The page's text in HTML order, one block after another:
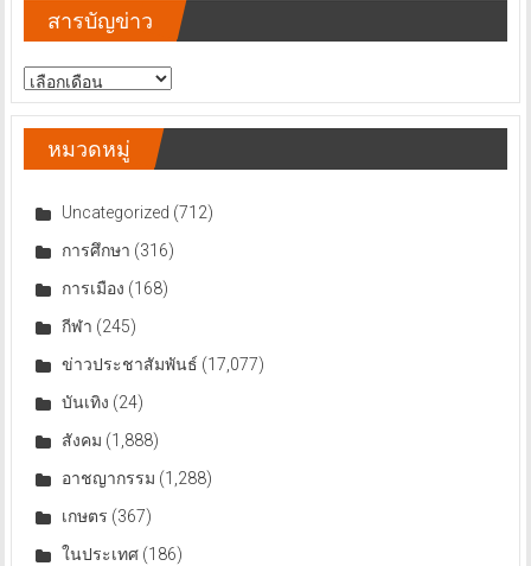
สารบัญข่าว
สารบัญ
ข่าว
หมวดหมู่
Uncategorized (712)
การศึกษา (316)
การเมือง (168)
กีฬา (245)
ข่าวประชาสัมพันธ์ (17,077)
บันเทิง (24)
สังคม (1,888)
อาชญากรรม (1,288)
เกษตร (367)
ในประเทศ(186)